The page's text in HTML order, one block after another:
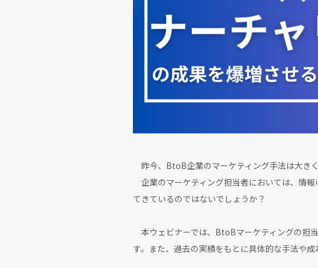
昨今、BtoB企業のマーケティング手法は大き
企業のマーケティング担当者においては、情
てきているのではないでしょうか？
本ウェビナーでは、BtoBマーケティングの担
す。また、過去の実績をもとに具体的な手法や成